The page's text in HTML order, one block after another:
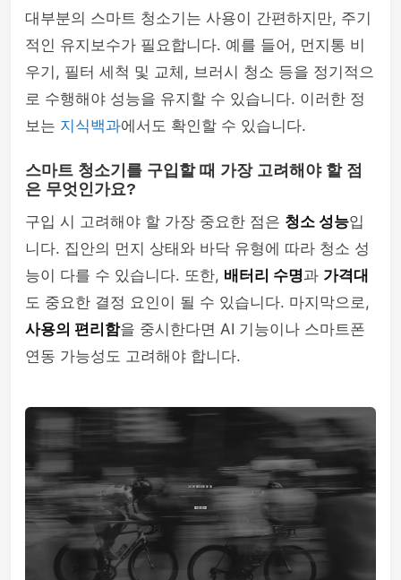
대부분의 스마트 청소기는 사용이 간편하지만, 주기
적인 유지보수가 필요합니다. 예를 들어, 먼지통 비
우기, 필터 세척 및 교체, 브러시 청소 등을 정기적으
로 수행해야 성능을 유지할 수 있습니다. 이러한 정
보는 지식백과에서도 확인할 수 있습니다.
스마트 청소기를 구입할 때 가장 고려해야 할 점
은 무엇인가요?
구입 시 고려해야 할 가장 중요한 점은 청소 성능입
니다. 집안의 먼지 상태와 바닥 유형에 따라 청소 성
능이 다를 수 있습니다. 또한, 배터리 수명과 가격대
도 중요한 결정 요인이 될 수 있습니다. 마지막으로,
사용의 편리함을 중시한다면 AI 기능이나 스마트폰
연동 가능성도 고려해야 합니다.